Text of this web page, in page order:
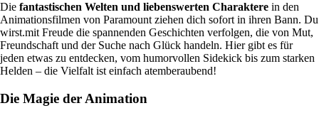
Die fantastischen Welten und liebenswerten Charaktere in den
Animationsfilmen von Paramount ziehen dich sofort in ihren Bann. Du
wirst.mit Freude die spannenden Geschichten verfolgen, die von Mut,
Freundschaft und der Suche nach Glück handeln. Hier gibt es für
jeden etwas zu entdecken, vom humorvollen Sidekick bis zum starken
Helden – die Vielfalt ist einfach atemberaubend!
Die Magie der Animation